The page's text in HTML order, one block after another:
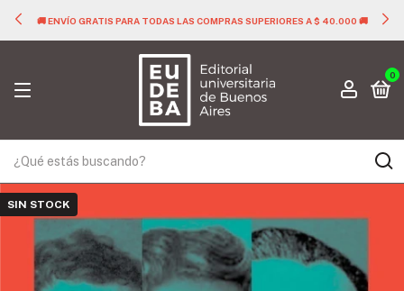
🚚 ENVÍO GRATIS PARA TODAS LAS COMPRAS SUPERIORES A $ 40.000 🚚
0
SIN STOCK